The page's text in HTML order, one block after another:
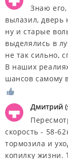
Знаю
вылазил, дверь
ну и старые
выделялись в
не так сильно,
В наших
шансов самому
Дмитрий (
скорость - 58-
тормозила и
копилку жизни.